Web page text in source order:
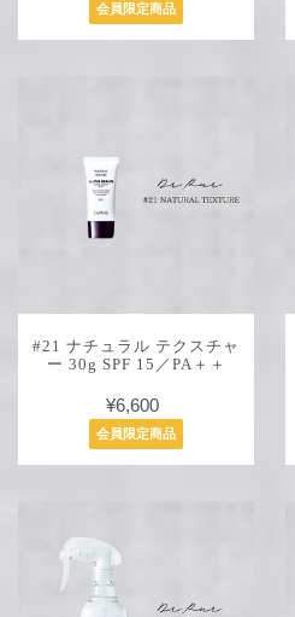
会員限定商品
#21 ナチュラル テクスチャ
ー 30g SPF 15／PA＋＋
¥6,600
会員限定商品